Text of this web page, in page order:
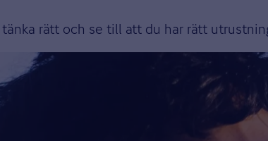
rätt och se till att du har rätt